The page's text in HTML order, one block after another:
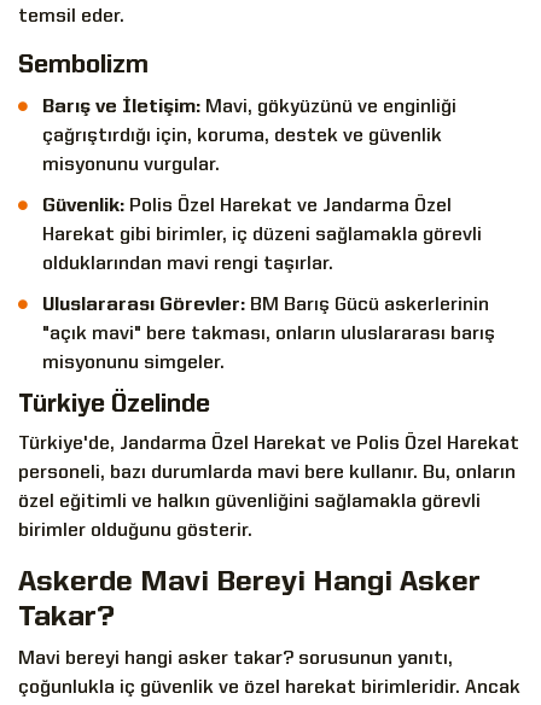
temsil eder.
Sembolizm
Barış ve İletişim: Mavi, gökyüzünü ve enginliği
çağrıştırdığı için, koruma, destek ve güvenlik
misyonunu vurgular.
Güvenlik: Polis Özel Harekat ve Jandarma Özel
Harekat gibi birimler, iç düzeni sağlamakla görevli
olduklarından mavi rengi taşırlar.
Uluslararası Görevler: BM Barış Gücü askerlerinin
"açık mavi" bere takması, onların uluslararası barış
misyonunu simgeler.
Türkiye Özelinde
Türkiye'de, Jandarma Özel Harekat ve Polis Özel Harekat
personeli, bazı durumlarda mavi bere kullanır. Bu, onların
özel eğitimli ve halkın güvenliğini sağlamakla görevli
birimler olduğunu gösterir.
Askerde Mavi Bereyi Hangi Asker
Takar?
Mavi bereyi hangi asker takar? sorusunun yanıtı,
çoğunlukla iç güvenlik ve özel harekat birimleridir. Ancak